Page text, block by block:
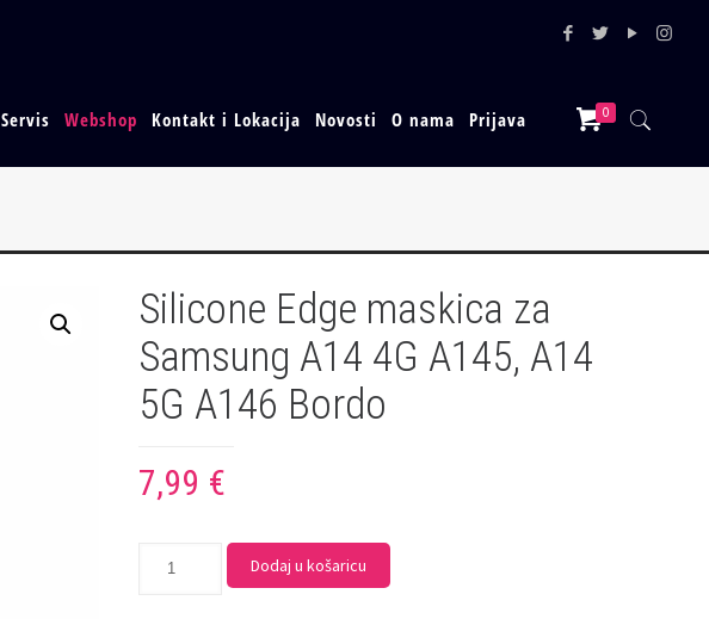
Servis Webshop Kontakt i Lokacija Novosti O nama Prijava 0
Silicone Edge maskica za
Samsung A14 4G A145, A14
5G A146 Bordo
7,99 €
Dodaj u košaricu